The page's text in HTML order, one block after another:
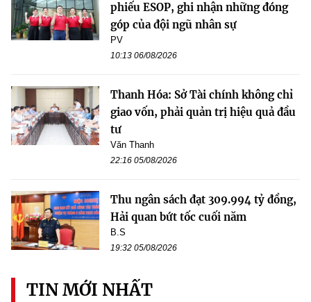
phiếu ESOP, ghi nhận những đóng
góp của đội ngũ nhân sự
PV
10:13 06/08/2026
Thanh Hóa: Sở Tài chính không chỉ
giao vốn, phải quản trị hiệu quả đầu
tư
Văn Thanh
22:16 05/08/2026
Thu ngân sách đạt 309.994 tỷ đồng,
Hải quan bứt tốc cuối năm
B.S
19:32 05/08/2026
TIN MỚI NHẤT